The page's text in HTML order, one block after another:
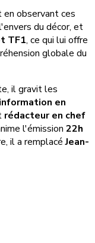
en observant ces
du décor, et
TF1, ce qui lui offre
globale du
il gravit les
en
rédacteur en chef
l'émission 22h
il a remplacéJean-